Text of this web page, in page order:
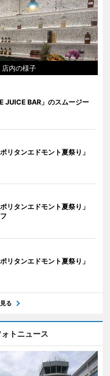
店内の様子
JUICE BAR」のスムージー
リタンエドモント夏祭り」
リタンエドモント夏祭り」
リタンエドモント夏祭り」
る
トニュース